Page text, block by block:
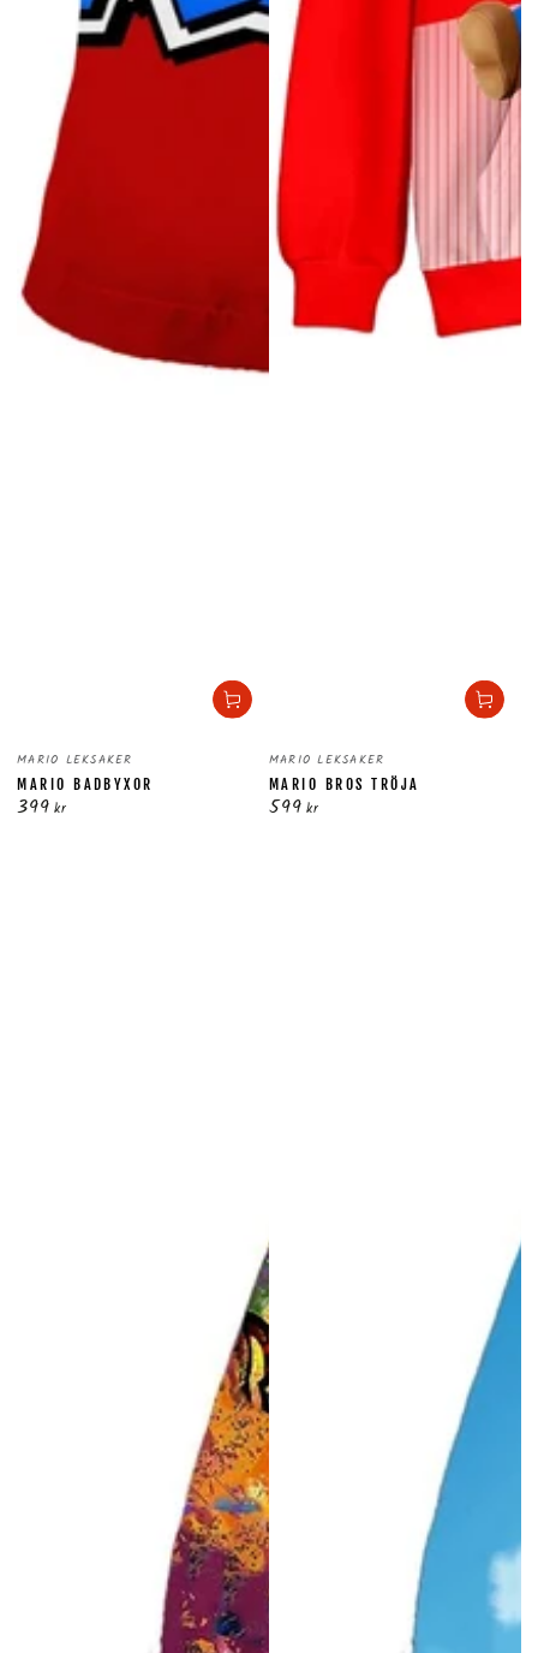
Säljare:
MARIO LEKSAKER
MARIO BADBYXOR
Ordinarie
399 kr
Säljare:
MARIO LEKSAKER
MARIO BROS TRÖJA
Ordinarie
599 kr